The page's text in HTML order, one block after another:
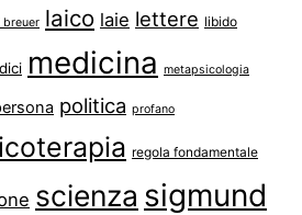
breuer laico laie lettere libido
medicina metapsicologia
politica profano
regola fondamentale
scienza sigmund